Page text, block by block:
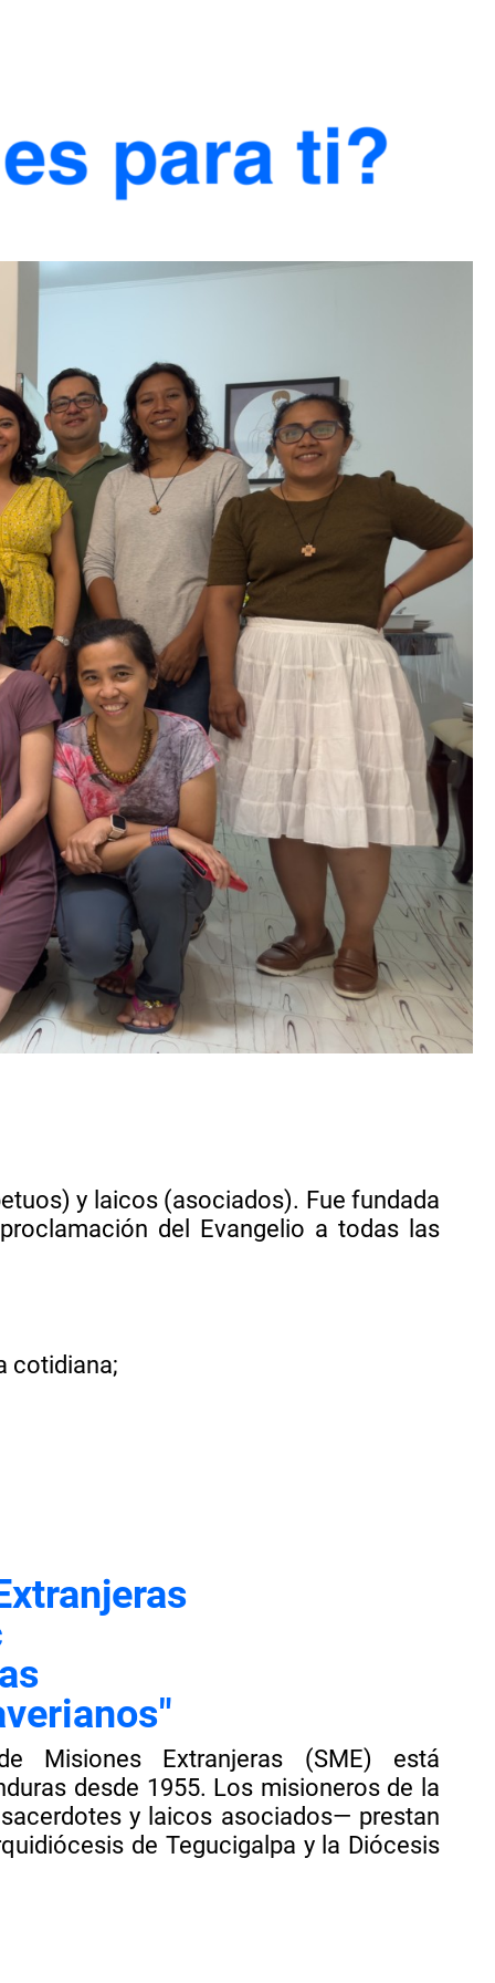
y laicos (asociados). Fue fundada
del Evangelio a todas las
Misiones Extranjeras (SME) está
desde 1955. Los misioneros de la
y laicos asociados— prestan
de Tegucigalpa y la Diócesis